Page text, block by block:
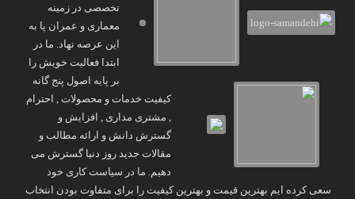
تخصصی در زمینه
معماری و عمران پا به
این عرصه نهاد. ما در
ابتدا فعالیت خویش را
بر پایه اصول پنج گانه
کیفیت خدمات و محصولات , احترام
, مشتری مداری , افزایش و
گسترش دانش و ارائه مطالب و
مقالات جدید روز دنیا گسترش می
دهیم. ما در سیاست کاری خود
سعی کرده ایم بهترین قیمت و بهترین کیفیت را برای متفاوت بودن انتخاب